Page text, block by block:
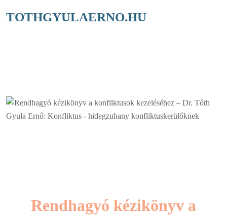
TOTHGYULAERNO.HU
Rendhagyó kézikönyv a